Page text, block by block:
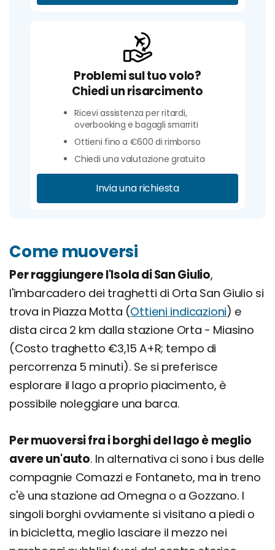
Problemi sul tuo volo?
Chiedi un risarcimento
Ricevi assistenza per ritardi,
overbooking e bagagli smarriti
Ottieni fino a €600 di rimborso
Chiedi una valutazione gratuita
Invia una richiesta
Come muoversi
Per raggiungere l'Isola di San Giulio,
l'imbarcadero dei traghetti di Orta San Giulio si
trova in Piazza Motta (Ottieni indicazioni) e
dista circa 2 km dalla stazione Orta - Miasino
(Costo traghetto €3,15 A+R; tempo di
percorrenza 5 minuti). Se si preferisce
esplorare il lago a proprio piacimento, è
possibile noleggiare una barca.
Per muoversi fra i borghi del lago è meglio
avere un'auto. In alternativa ci sono i bus delle
compagnie Comazzi e Fontaneto, ma in treno
c'è una stazione ad Omegna o a Gozzano. I
singoli borghi ovviamente si visitano a piedi o
in bicicletta, meglio lasciare il mezzo nei